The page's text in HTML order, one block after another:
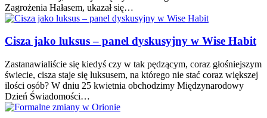
Zagrożenia Hałasem, ukazał się…
Cisza jako luksus – panel dyskusyjny w Wise Habit
Zastanawialiście się kiedyś czy w tak pędzącym, coraz głośniejszym
świecie, cisza staje się luksusem, na którego nie stać coraz większej
ilości osób? W dniu 25 kwietnia obchodzimy Międzynarodowy
Dzień Świadomości…